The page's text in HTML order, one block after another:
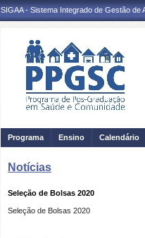
SIGAA - Sistema Integrado de Gestão de
Programa Ensino Calendário
Notícias
Seleção de Bolsas 2020
Seleção de Bolsas 2020